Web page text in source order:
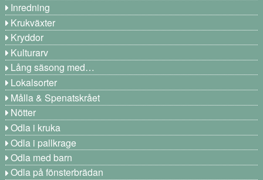
Inredning
Krukväxter
Kryddor
Kulturarv
Lång säsong med…
Lokalsorter
Målla & Spenatskrået
Nötter
Odla i kruka
Odla i pallkrage
Odla med barn
Odla på fönsterbrädan